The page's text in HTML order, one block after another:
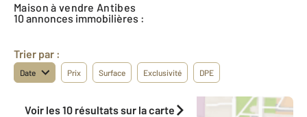
Maison à vendre Antibes
10 annonces immobilières :
Trier par :
Date Prix Surface Exclusivité DPE
Voir les 10 résultats sur la carte